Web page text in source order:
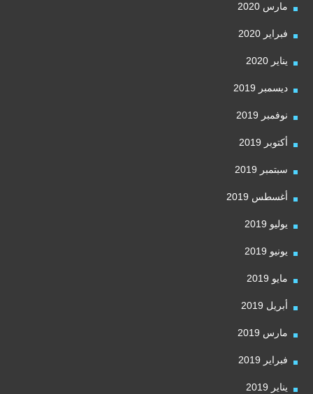
مارس 2020
فبراير 2020
يناير 2020
ديسمبر 2019
نوفمبر 2019
أكتوبر 2019
سبتمبر 2019
أغسطس 2019
يوليو 2019
يونيو 2019
مايو 2019
أبريل 2019
مارس 2019
فبراير 2019
يناير 2019